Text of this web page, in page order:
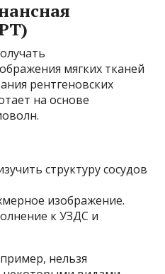
мягких тканей
рентгеновских
на основе
структуру сосудов
изображение.
к УЗДС и
нельзя